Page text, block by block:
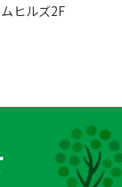
ヒルズ2F